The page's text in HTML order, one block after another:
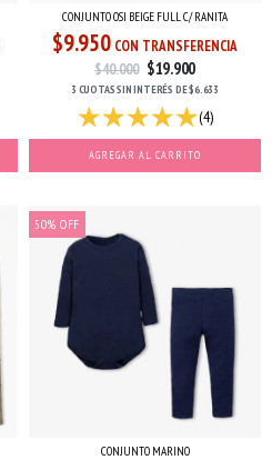
CONJUNTO OSI BEIGE FULL C/ RANITA
$9.950 CON TRANSFERENCIA
$40.000 $19.900
3 CUOTASSIN INTERÉS DE$6.633
(4)
AGREGAR AL CARRITO
50% OFF
CONJUNTO MARINO